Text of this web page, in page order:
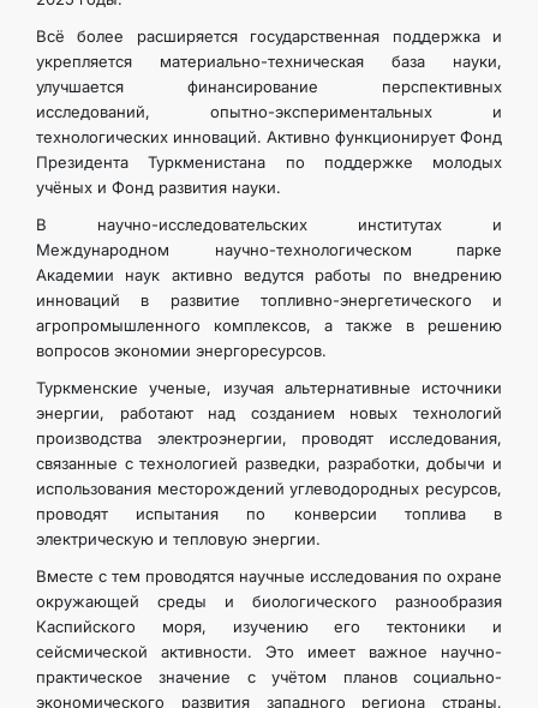
Всё более расширяется государственная поддержка и
укрепляется материально-техническая база науки,
улучшается финансирование перспективных
исследований, опытно-экспериментальных и
технологических инноваций. Активно функционирует Фонд
Президента Туркменистана по поддержке молодых
учёных и Фонд развития науки.
В научно-исследовательских институтах и
Международном научно-технологическом парке
Академии наук активно ведутся работы по внедрению
инноваций в развитие топливно-энергетического и
агропромышленного комплексов, а также в решению
вопросов экономии энергоресурсов.
Туркменские ученые, изучая альтернативные источники
энергии, работают над созданием новых технологий
производства электроэнергии, проводят исследования,
связанные с технологией разведки, разработки, добычи и
использования месторождений углеводородных ресурсов,
проводят испытания по конверсии топлива в
электрическую и тепловую энергии.
Вместе с тем проводятся научные исследования по охране
окружающей среды и биологического разнообразия
Каспийского моря, изучению его тектоники и
сейсмической активности. Это имеет важное научно-
практическое значение с учётом планов социально-
экономического развития западного региона страны,